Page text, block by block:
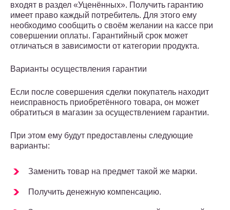
входят в раздел «Уценённых». Получить гарантию
имеет право каждый потребитель. Для этого ему
необходимо сообщить о своём желании на кассе при
совершении оплаты. Гарантийный срок может
отличаться в зависимости от категории продукта.
Варианты осуществления гарантии
Если после совершения сделки покупатель находит
неисправность приобретённого товара, он может
обратиться в магазин за осуществлением гарантии.
При этом ему будут предоставлены следующие
варианты:
Заменить товар на предмет такой же марки.
Получить денежную компенсацию.